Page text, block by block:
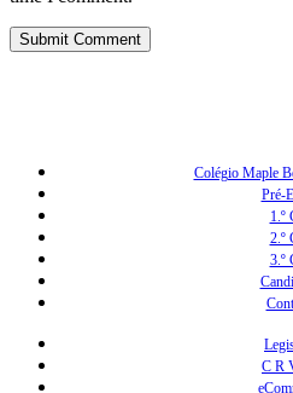
Colégio Maple
Pré-
1.º
2.º
3.º
C R